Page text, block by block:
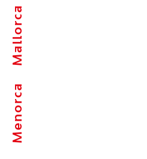
Menorca
Mallorca